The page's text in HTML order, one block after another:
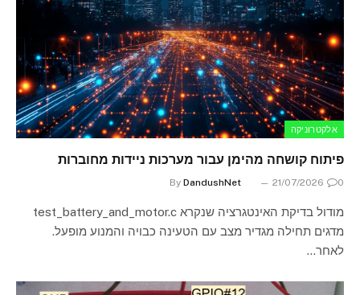
אלקטרוניקה
פיתוח קושחה מהימן עבור מערכות ניידות מחוברות
By DandushNet 21/07/2026 0
מודול בדיקת האינטגרציה שנקרא test_battery_and_motor.c
מדגים תחילה מגדיר מצב עם הטעינה כבויה והמנוע מופעל.
לאחר…